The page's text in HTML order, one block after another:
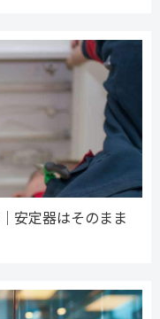
安定器はそのまま